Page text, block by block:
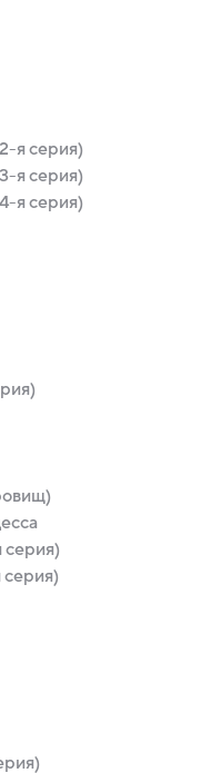
я серия)
я серия)
я серия)
серия)
серия)